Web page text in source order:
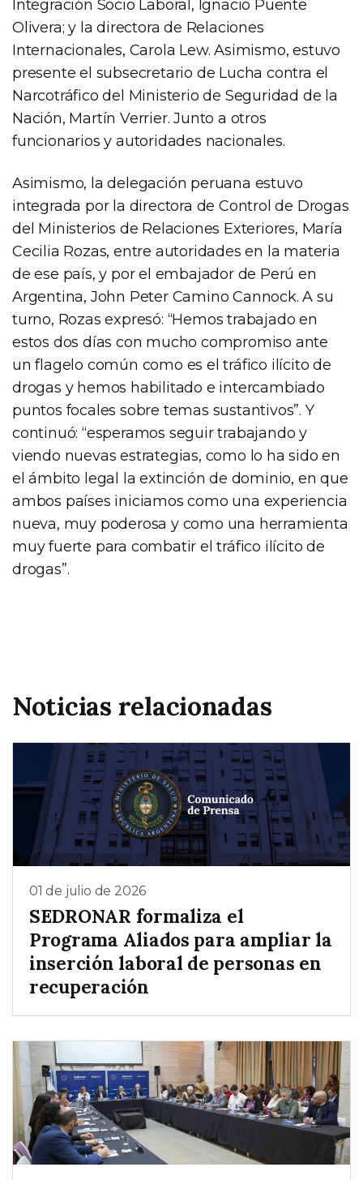
Integración Socio Laboral, Ignacio Puente
Olivera; y la directora de Relaciones
Internacionales, Carola Lew. Asimismo, estuvo
presente el subsecretario de Lucha contra el
Narcotráfico del Ministerio de Seguridad de la
Nación, Martín Verrier. Junto a otros
funcionarios y autoridades nacionales.
Asimismo, la delegación peruana estuvo
integrada por la directora de Control de Drogas
del Ministerios de Relaciones Exteriores, María
Cecilia Rozas, entre autoridades en la materia
de ese país, y por el embajador de Perú en
Argentina, John Peter Camino Cannock. A su
turno, Rozas expresó: “Hemos trabajado en
estos dos días con mucho compromiso ante
un flagelo común como es el tráfico ilícito de
drogas y hemos habilitado e intercambiado
puntos focales sobre temas sustantivos”. Y
continuó: “esperamos seguir trabajando y
viendo nuevas estrategias, como lo ha sido en
el ámbito legal la extinción de dominio, en que
ambos países iniciamos como una experiencia
nueva, muy poderosa y como una herramienta
muy fuerte para combatir el tráfico ilícito de
drogas”.
Noticias relacionadas
01 de julio de 2026
SEDRONAR formaliza el
Programa Aliados para ampliar la
inserción laboral de personas en
recuperación